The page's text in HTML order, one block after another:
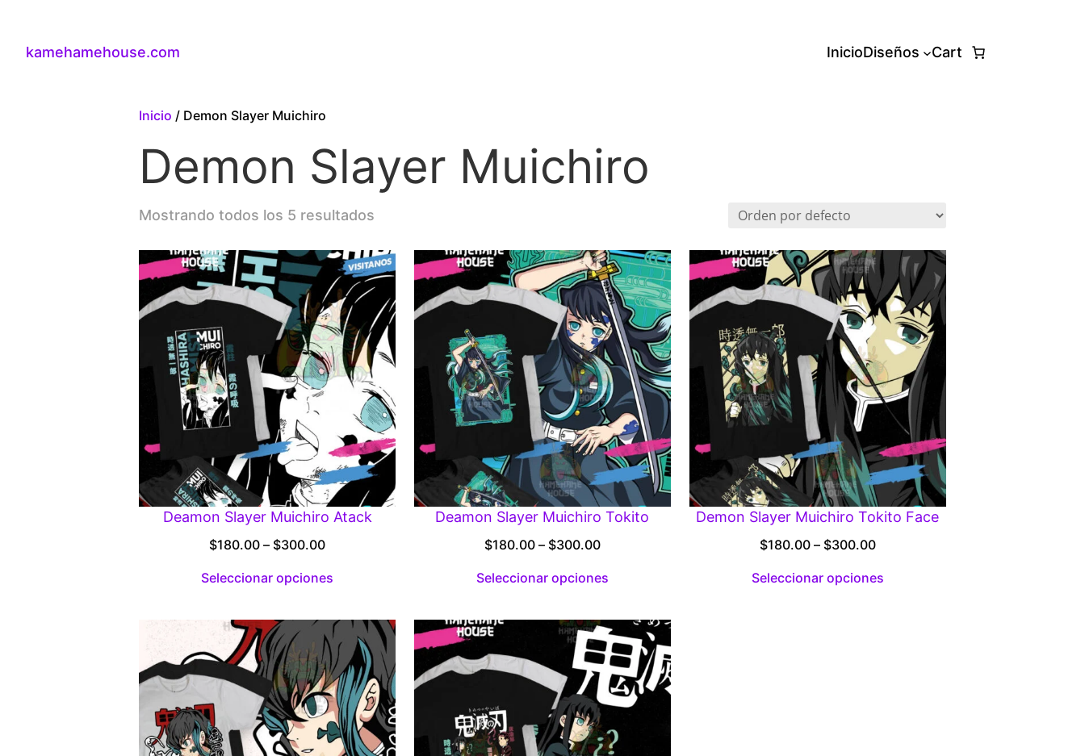
kamehamehouse.com InicioDiseños Cart
Inicio / Demon Slayer Muichiro
Demon Slayer Muichiro
Mostrando todos los 5 resultados
Deamon Slayer Muichiro Atack
$180.00 – $300.00Price
$180.00
$300.00
Seleccionar opciones
Deamon Slayer Muichiro Tokito
$180.00 – $300.00Price
$180.00
$300.00
Seleccionar opciones
Demon Slayer Muichiro Tokito Face
$180.00 – $300.00Price
$180.00
Seleccionar opciones